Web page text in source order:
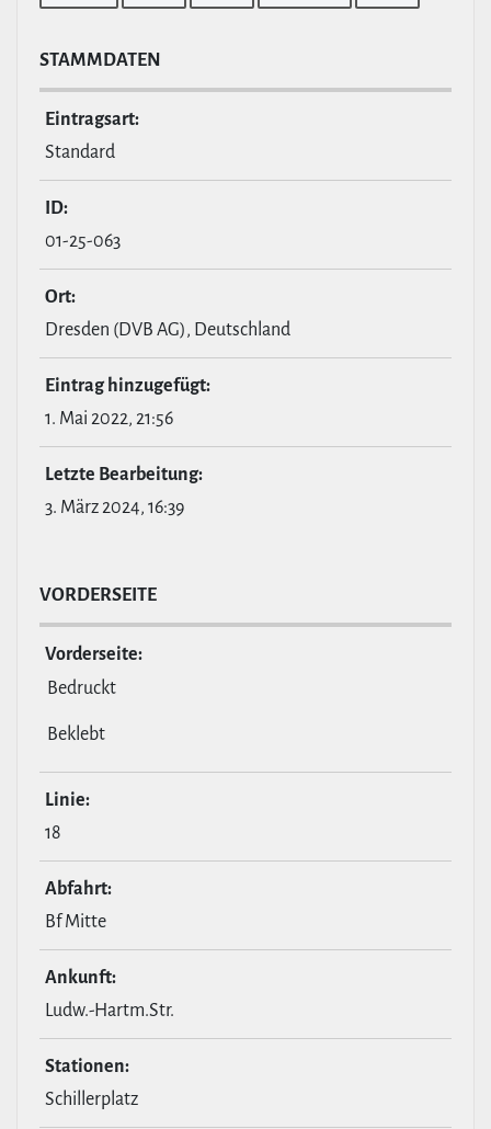
STAMM­DATEN
Ein­tragsart:
Standard
ID:
01-25-063
Ort:
Dresden (DVB AG), Deutschland
Eintrag hin­zu­ge­fügt:
1. Mai 2022, 21:56
Letzte Bear­bei­tung:
3. März 2024, 16:39
VOR­DER­SEITE
Vor­der­seite:
Bedruckt
Beklebt
Linie:
18
Abfahrt:
Bf Mitte
Ankunft:
Ludw.-Hartm.Str.
Stationen:
Schillerplatz